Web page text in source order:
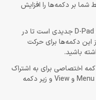
بر دکمه‌ها را افزایش
سری جدید کنترلر ایکس باکس دارای دکمه D-Pad جدیدی است تا در
این دکمه‌ها برای حرکت
باشید.
اختصاصی برای به اشتراک
گذاری محتوا در میانه کنترلر، بین دو دکمه Menu و View و زیر دکمه